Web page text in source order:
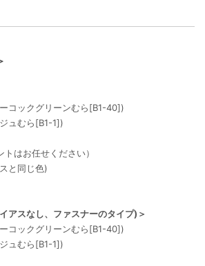
コックグリーンむら[B1-40])
ュむら[B1-1])
はお任せください）
と同じ色)
アスなし、ファスナーのタイプ)＞
コックグリーンむら[B1-40])
ュむら[B1-1])